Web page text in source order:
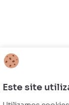
Este site